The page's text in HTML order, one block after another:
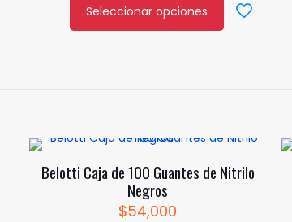
Seleccionar opciones
Este
opciones
pueden
Belotti Caja de 100 Guantes de Nitrilo
Negros
$54,000